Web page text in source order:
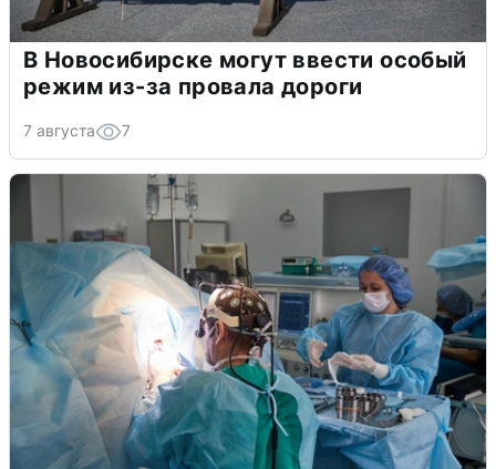
В Новосибирске могут ввести особый
режим из-за провала дороги
7 августа 7